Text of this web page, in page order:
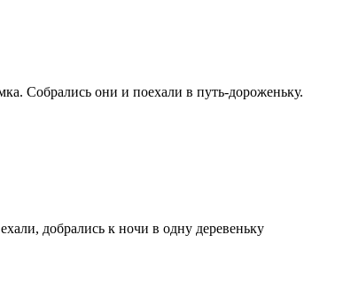
Собрались они и поехали в путь-дороженьку.
добрались к ночи в одну деревеньку